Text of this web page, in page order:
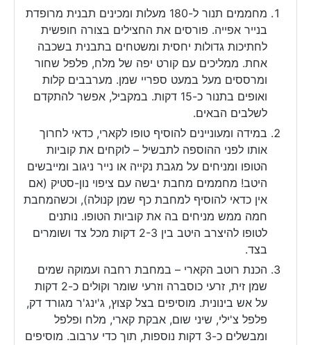
מחממים תנור ל-180 מעלות ומכינים תבנית מרופדת
בנייר אפייה. פורסים את החצילים בצורה חופשית
לחתיכות גדולות יחסית ומשטחים בתבנית בשכבה
אחת. ממליכים עם קורט יפה של מלח, פלפל שחור
ומרססים מעל במעט ספריי שמן. מערבבים קלות
ואופים בתנור כ-15 דקות. במקביל, אפשר להתקדם
לשלבים הבאים.
במידה ומעוניינים להוסיף טופו לקארי, כדאי לחרוך
אותו לפני ההוספה לתבשיל – לוקחים את קוביות
הטופו ומניחים על מגבת נקייה או נייר ניגוב ומייבשים
היטב! מחממים מחבת יבשה עם ציפוי נון-סטיק (אם
אין כדאי להוסיף למחבת כף שמן קנולה), וכשהמחבת
חמה ממש מניחים בה את קוביות הטופו. נותנים
לטופו להיצרב היטב בין 2-3 דקות מכל צד ושומרים
בצד.
הכנת רוטב הקארי – במחבת רחבה ועמוקה שמים
שמן זית, זרעי כוסברה וזרעי שומר וקולים כ-2 דקות
על אש בינונית. מוסיפים בצל קצוץ, ג'ינג'ר מגורד דק,
פלפל צ'ילי, שיני שום, אבקת קארי, מלח ופלפל
ומבשלים כ-3 דקות נוספות, תוך כדי ערבוב. מוסיפים